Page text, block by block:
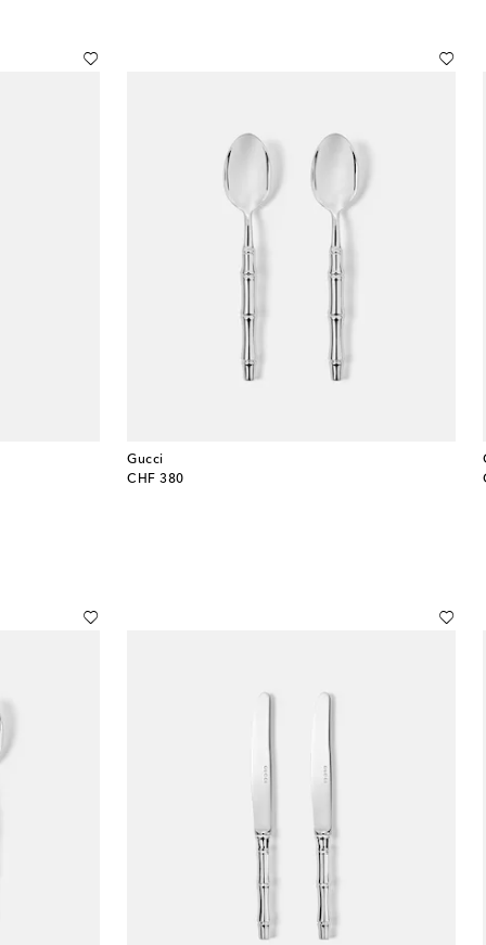
Gucci
CHF 380
original price